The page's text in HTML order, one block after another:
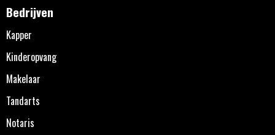
Bedrijven
Kapper
Kinderopvang
Makelaar
Tandarts
Notaris